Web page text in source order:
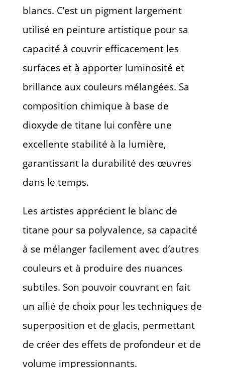
blancs. C’est un pigment largement
utilisé en peinture artistique pour sa
capacité à couvrir efficacement les
surfaces et à apporter luminosité et
brillance aux couleurs mélangées. Sa
composition chimique à base de
dioxyde de titane lui confère une
excellente stabilité à la lumière,
garantissant la durabilité des œuvres
dans le temps.
Les artistes apprécient le blanc de
titane pour sa polyvalence, sa capacité
à se mélanger facilement avec d’autres
couleurs et à produire des nuances
subtiles. Son pouvoir couvrant en fait
un allié de choix pour les techniques de
superposition et de glacis, permettant
de créer des effets de profondeur et de
volume impressionnants.